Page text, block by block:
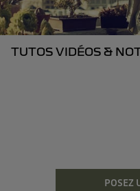
TUTOS VIDÉOS &
POSEZ